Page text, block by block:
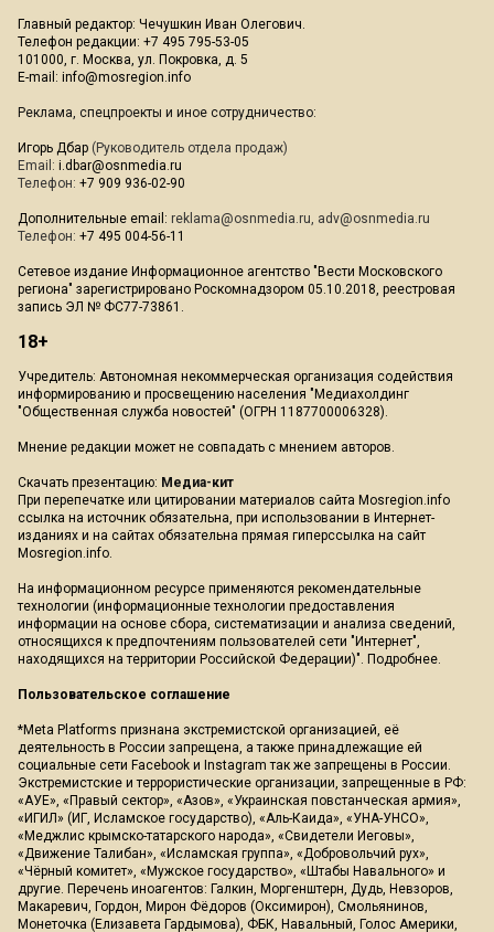
Главный редактор: Чечушкин Иван Олегович.
Телефон редакции: +7 495 795-53-05
101000, г. Москва, ул. Покровка, д. 5
E-mail: info@mosregion.info
Реклама, спецпроекты и иное сотрудничество:
Игорь Дбар (Руководитель отдела продаж)
Email: i.dbar@osnmedia.ru
Телефон: +7 909 936-02-90
Дополнительные email: reklama@osnmedia.ru, adv@osnmedia.ru
Телефон: +7 495 004-56-11
Сетевое издание Информационное агентство "Вести Московского
региона" зарегистрировано Роскомнадзором 05.10.2018, реестровая
запись ЭЛ № ФС77-73861.
18+
Учредитель: Автономная некоммерческая организация содействия
информированию и просвещению населения "Медиахолдинг
"Общественная служба новостей" (ОГРН 1187700006328).
Мнение редакции может не совпадать с мнением авторов.
Скачать презентацию: Медиа-кит
При перепечатке или цитировании материалов сайта Mosregion.info
ссылка на источник обязательна, при использовании в Интернет-
изданиях и на сайтах обязательна прямая гиперссылка на сайт
Mosregion.info.
На информационном ресурсе применяются рекомендательные
технологии (информационные технологии предоставления
информации на основе сбора, систематизации и анализа сведений,
относящихся к предпочтениям пользователей сети "Интернет",
находящихся на территории Российской Федерации)". Подробнее.
Пользовательское соглашение
*Meta Platforms признана экстремистской организацией, её
деятельность в России запрещена, а также принадлежащие ей
социальные сети Facebook и Instagram так же запрещены в России.
Экстремистские и террористические организации, запрещенные в РФ:
«АУЕ», «Правый сектор», «Азов», «Украинская повстанческая армия»,
«ИГИЛ» (ИГ, Исламское государство), «Аль-Каида», «УНА-УНСО»,
«Меджлис крымско-татарского народа», «Свидетели Иеговы»,
«Движение Талибан», «Исламская группа», «Добровольчий рух»,
«Чёрный комитет», «Мужское государство», «Штабы Навального» и
другие. Перечень иноагентов: Галкин, Моргенштерн, Дудь, Невзоров,
Макаревич, Гордон, Мирон Фёдоров (Оксимирон), Смольянинов,
Монеточка (Елизавета Гардымова), ФБК, Навальный, Голос Америки,